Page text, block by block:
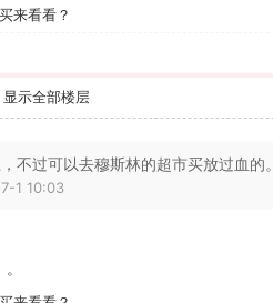
来看看？
显示全部楼层
不过可以去穆斯林的超市买放过血的。
1 10:03